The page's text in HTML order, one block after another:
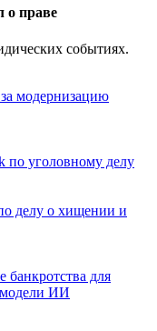
о праве
событиях.
модернизацию
по уголовному делу
делу о хищении и
банкротства для
ИИ